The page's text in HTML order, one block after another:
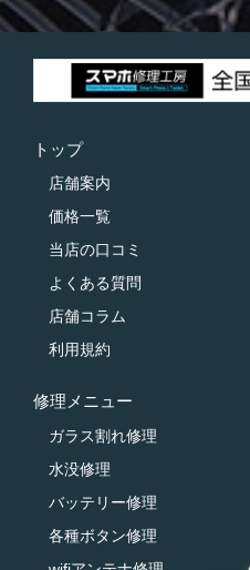
トップ
店舗案内
価格一覧
当店の口コミ
よくある質問
店舗コラム
利用規約
修理メニュー
ガラス割れ修理
水没修理
バッテリー修理
各種ボタン修理